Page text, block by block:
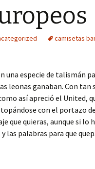
camisetas
una especie de talismán
leonas ganaban. Con tan
así apreció el United,
con el portazo
que quieras, aunque si lo
las palabras para que